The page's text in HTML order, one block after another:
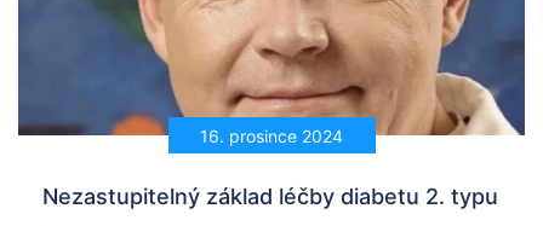
16. prosince 2024
Nezastupitelný základ léčby diabetu 2. typu